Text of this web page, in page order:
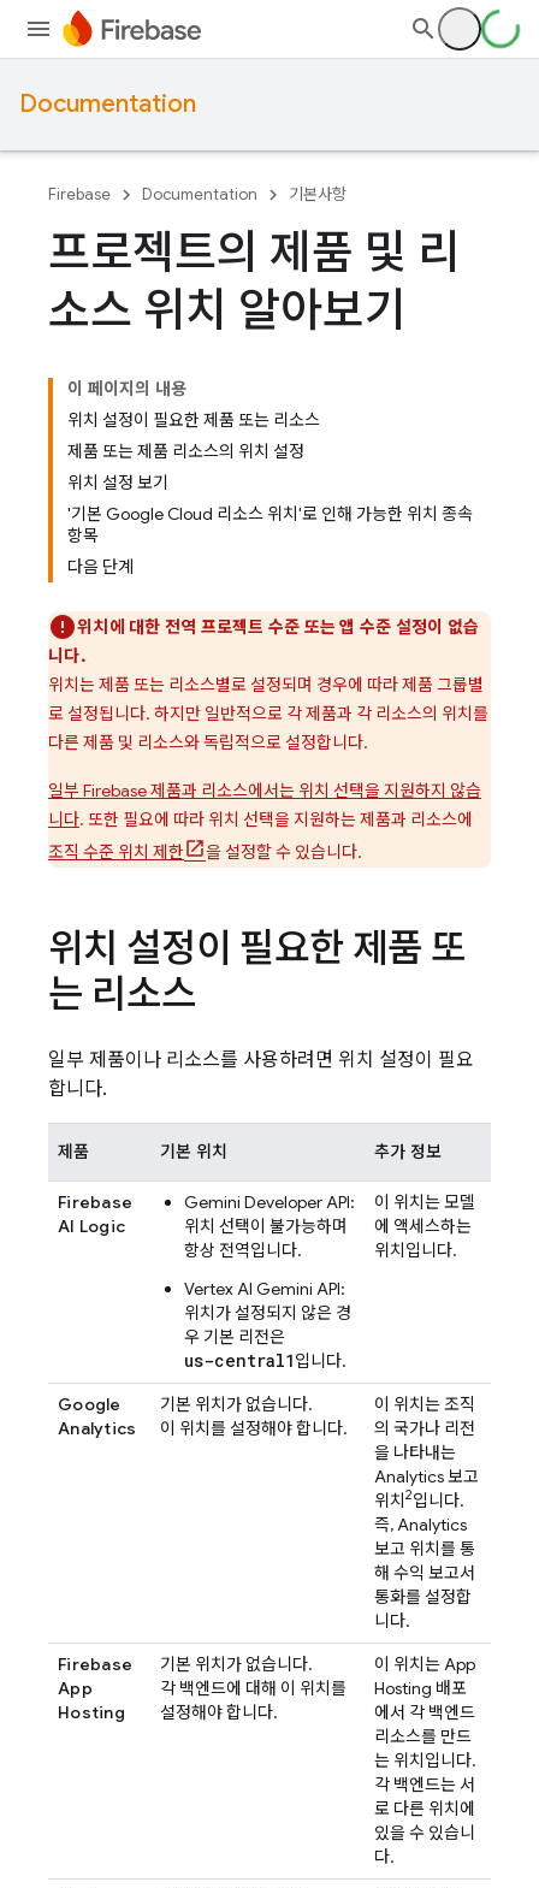
Documentation
Firebase Documentation 기본사항
프로젝트의 제품 및 리
소스 위치 알아보기
이 페이지의 내용
위치 설정이 필요한 제품 또는 리소스
제품 또는 제품 리소스의 위치 설정
위치 설정 보기
'기본 Google Cloud 리소스 위치'로 인해 가능한 위치 종속
항목
다음 단계
위치에 대한 전역 프로젝트 수준 또는 앱 수준 설정이 없습
니다.
위치는 제품 또는 리소스별로 설정되며 경우에 따라 제품 그룹별
로 설정됩니다. 하지만 일반적으로 각 제품과 각 리소스의 위치를
다른 제품 및 리소스와 독립적으로 설정합니다.
일부 Firebase 제품과 리소스에서는 위치 선택을 지원하지 않습
니다. 또한 필요에 따라 위치 선택을 지원하는 제품과 리소스에
조직 수준 위치 제한
을 설정할 수 있습니다.
위치 설정이 필요한 제품 또
는 리소스
일부 제품이나 리소스를 사용하려면 위치 설정이 필요
합니다.
제품 기본 위치 추가 정보
Firebase
AI Logic
Gemini Developer API:
위치 선택이 불가능하며
항상 전역입니다.
Vertex AI Gemini API:
위치가 설정되지 않은 경
우 기본 리전은
us-central1입니다.
이 위치는 모델
에 액세스하는
위치입니다.
Google
Analytics
기본 위치가 없습니다.
이 위치를 설정해야 합니다.
이 위치는 조직
의 국가나 리전
을 나타내는
Analytics보고
위치2입니다.
즉,Analytics
보고 위치를 통
해 수익 보고서
통화를 설정합
니다.
Firebase
App
Hosting
기본 위치가 없습니다.
각 백엔드에 대해 이 위치를
설정해야 합니다.
이 위치는App
Hosting 배포
에서 각 백엔드
리소스를 만드
는 위치입니다.
각 백엔드는 서
로 다른 위치에
있을 수 있습니
다.